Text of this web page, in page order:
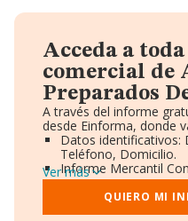
Acceda a
comercial de
Preparados
A través del informe
desde Einforma, donde
Datos identificativos:
Teléfono, Domicilio.
Informe Mercantil
Gráficos de
Consejo de
Directivos y
Ver más
QUIERO MI